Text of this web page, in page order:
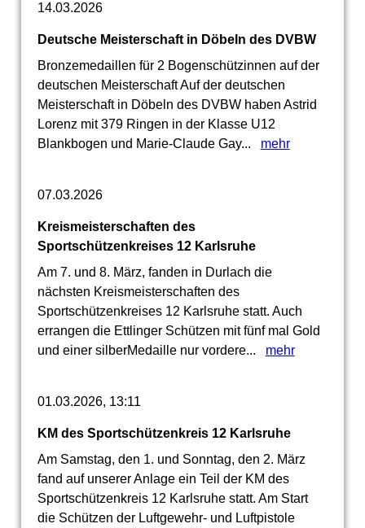
14.03.2026
Deutsche Meisterschaft in Döbeln des DVBW
Bronzemedaillen für 2 Bogenschützinnen auf der
deutschen Meisterschaft Auf der deutschen
Meisterschaft in Döbeln des DVBW haben Astrid
Lorenz mit 379 Ringen in der Klasse U12
Blankbogen und Marie-Claude Gay... mehr
07.03.2026
Kreismeisterschaften des
Sportschützenkreises 12 Karlsruhe
Am 7. und 8. März, fanden in Durlach die
nächsten Kreismeisterschaften des
Sportschützenkreises 12 Karlsruhe statt. Auch
errangen die Ettlinger Schützen mit fünf mal Gold
und einer silberMedaille nur vordere... mehr
01.03.2026, 13:11
KM des Sportschützenkreis 12 Karlsruhe
Am Samstag, den 1. und Sonntag, den 2. März
fand auf unserer Anlage ein Teil der KM des
Sportschützenkreis 12 Karlsruhe statt. Am Start
die Schützen der Luftgewehr- und Luftpistole